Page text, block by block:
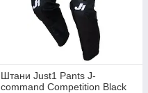
Штани Just1 Pants J-
command Competition Black